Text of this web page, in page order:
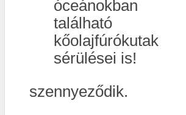
óceánokban
található
kőolajfúrókutak
sérülései is!
szennyeződik.